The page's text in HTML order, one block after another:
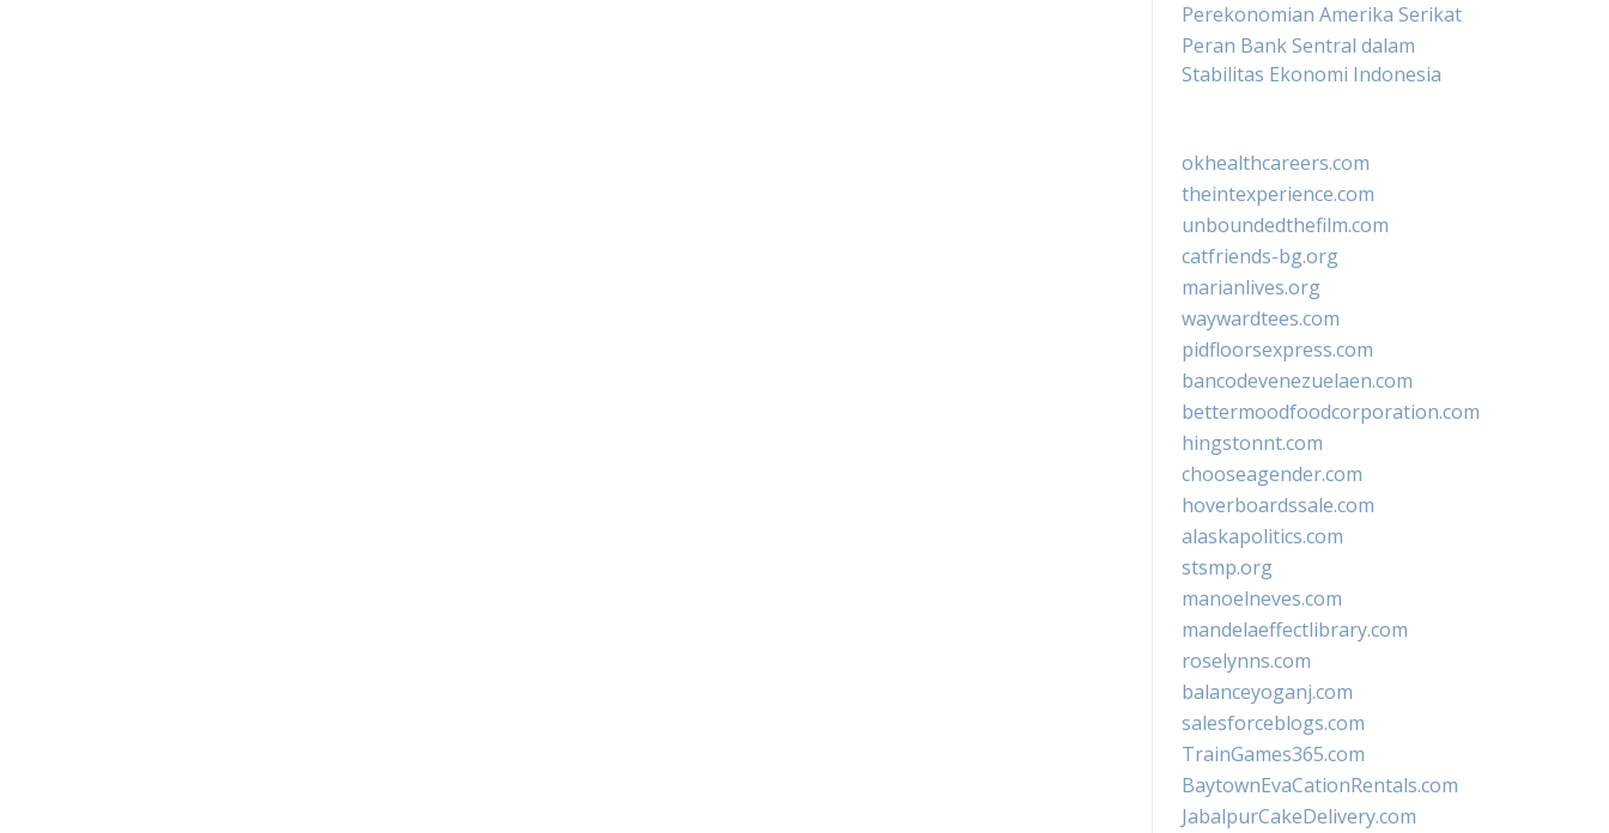
Perekonomian Amerika Serikat
Peran Bank Sentral dalam
Stabilitas Ekonomi Indonesia
okhealthcareers.com
theintexperience.com
unboundedthefilm.com
catfriends-bg.org
marianlives.org
waywardtees.com
pidfloorsexpress.com
bancodevenezuelaen.com
bettermoodfoodcorporation.com
hingstonnt.com
chooseagender.com
hoverboardssale.com
alaskapolitics.com
stsmp.org
manoelneves.com
mandelaeffectlibrary.com
roselynns.com
balanceyoganj.com
salesforceblogs.com
TrainGames365.com
BaytownEvaCationRentals.com
JabalpurCakeDelivery.com